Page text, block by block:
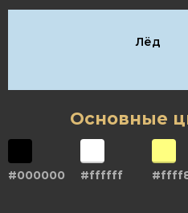
Лёд
Основные
#000000 #ffffff